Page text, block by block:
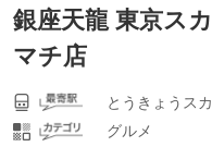
銀座天龍 東京ス
マチ店
とうきょうス
グルメ